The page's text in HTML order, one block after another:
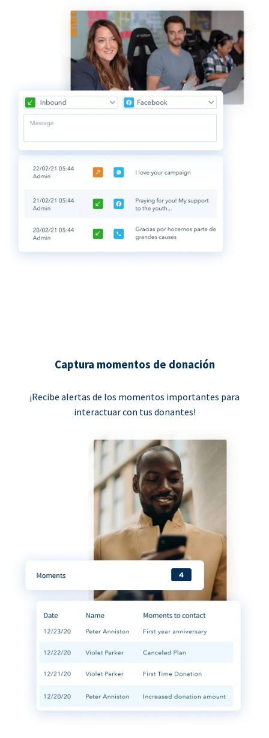
Captura momentos de donación
¡Recibe alertas de los momentos importantes para
interactuar con tus donantes!